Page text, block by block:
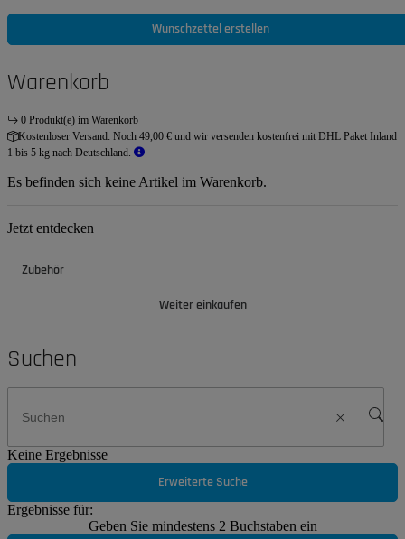
Wunschzettel erstellen
Warenkorb
0 Produkt(e) im Warenkorb
Kostenloser Versand: Noch 49,00 € und wir versenden kostenfrei mit DHL Paket Inland
1 bis 5 kg nach Deutschland.
Es befinden sich keine Artikel im Warenkorb.
Jetzt entdecken
Zubehör
Weiter einkaufen
Suchen
Keine Ergebnisse
Erweiterte Suche
Ergebnisse für:
Geben Sie mindestens 2 Buchstaben ein